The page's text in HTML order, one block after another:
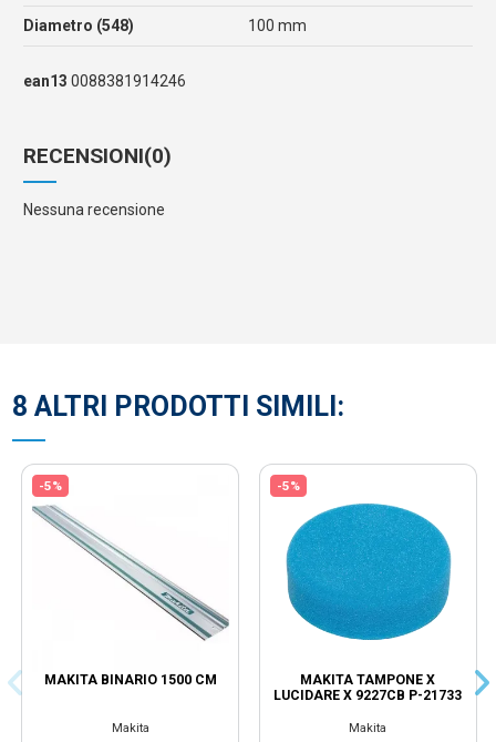
Diametro (548) 100 mm
ean13 0088381914246
RECENSIONI(0)
Nessuna recensione
8 ALTRI PRODOTTI SIMILI:
-5%
MAKITA BINARIO 1500 CM
Makita
-5%
MAKITA TAMPONE X
LUCIDARE X 9227CB P-21733
Makita